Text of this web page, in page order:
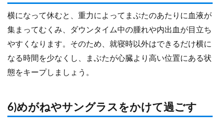
横になって休むと、重力によってまぶたのあたりに血液が
集まってむくみ、ダウンタイム中の腫れや内出血が目立ち
やすくなります。そのため、就寝時以外はできるだけ横に
なる時間を少なくし、まぶたが心臓より高い位置にある状
態をキープしましょう。
6)めがねやサングラスをかけて過ごす